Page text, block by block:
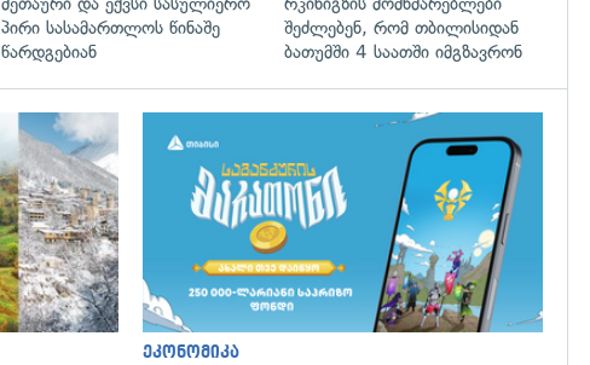
პირი სასამართლოს წინაშე
წარდგებიან
შეძლებენ, რომ თბილისიდან
ბათუმში 4 საათში იმგზავრონ
გადახედვა
ეკონომიკა